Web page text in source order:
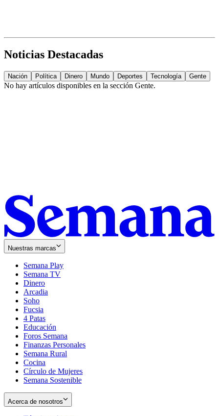
Noticias Destacadas
Nación Política Dinero Mundo Deportes Tecnología Gente
No hay artículos disponibles en la sección Gente.
Nuestras marcas
Semana Play
Semana TV
Dinero
Arcadia
Soho
in
new
window
Fucsia
in
new
window
4 Patas
Educación
Foros Semana
Finanzas Personales
Semana Rural
Cocina
Círculo de Mujeres
Semana Sostenible
Acerca de nosotros